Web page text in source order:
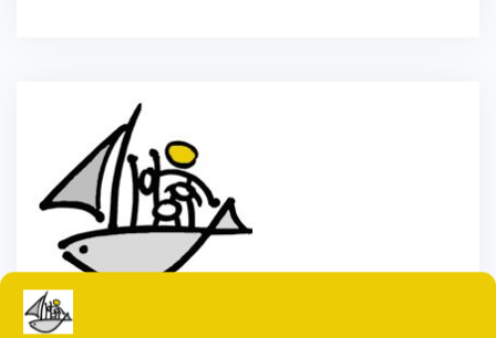
Nachlese (3) Mitgliederversammlung